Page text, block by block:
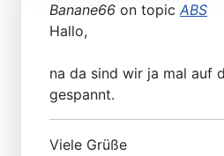
Banane66 on topic ABS
Hallo,
na da sind wir ja mal auf
gespannt.
Viele Grüße